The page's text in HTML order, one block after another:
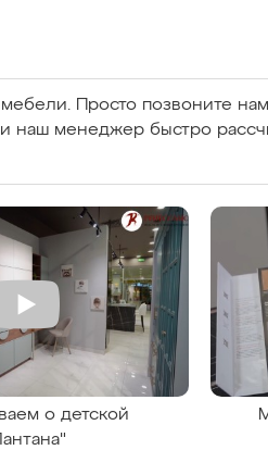
Просто позвоните
наш менеджер быстро
о детской